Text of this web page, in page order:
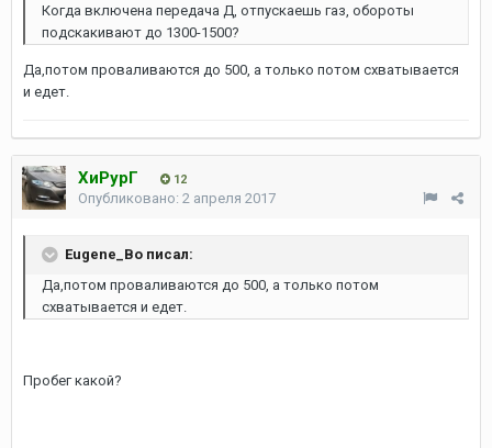
Когда включена передача Д, отпускаешь газ, обороты
подскакивают до 1300-1500?
Да,потом проваливаются до 500, а только потом схватывается
и едет.
ХиРурГ 12
Опубликовано: 2 апреля 2017
Eugene_Bo писал:
Да,потом проваливаются до 500, а только потом
схватывается и едет.
Пробег какой?